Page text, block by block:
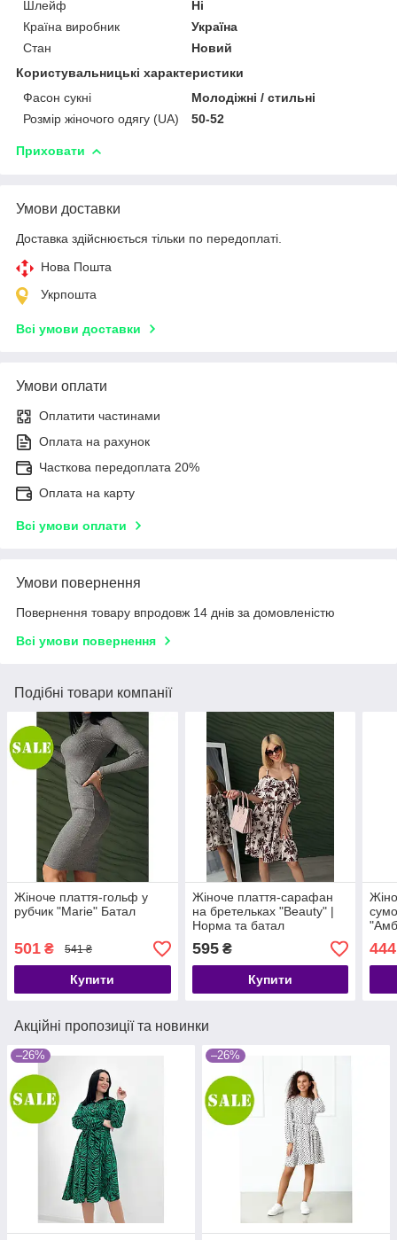
Шлейф
Ні
Країна виробник
Україна
Стан
Новий
Користувальницькі характеристики
Фасон сукні
Молодіжні / стильні
Розмір жіночого одягу (UA)
50-52
Приховати
Умови доставки
Доставка здійснюється тільки по передоплаті.
Нова Пошта
Укрпошта
Всі умови доставки
Умови оплати
Оплатити частинами
Оплата на рахунок
Часткова передоплата 20%
Оплата на карту
Всі умови оплати
Умови повернення
Повернення товару впродовж 14 днів за домовленістю
Всі умови повернення
Подібні товари компанії
Жіноче плаття-гольф у
рубчик "Marie" Батал
501 ₴ 541 ₴
Купити
Жіноче плаття-сарафан
на бретельках "Beauty" |
Норма та батал
595₴
Купити
444
Акційні пропозиції та новинки
–26% –26%